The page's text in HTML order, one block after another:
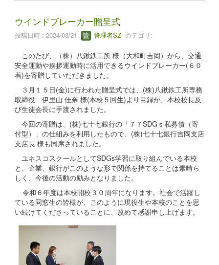
ウインドブレーカー贈呈式
投稿日時 : 2024/03/21 管理者SZ カテゴリ:
このたび、（株）八鍬鉄工所 様（大和町吉岡）から、交通
安全運動や挨拶運動時に活用できるウインドブレーカー(６０
着)を寄贈していただきました。
３月１５日(金)に行われた贈呈式では、(株)八鍬鉄工所専務
取締役 伊里山 佳奈 様(本校５回生)より目録が、本校校長及
び生徒会長に手渡されました。
今回の寄贈は、(株)七十七銀行の「７７SDGｓ私募債（寄
付型）」の仕組みを利用したもので、(株)七十七銀行吉岡支店
支店長 様も同席されました。
ユネスコスクールとしてSDGs学習に取り組んでいる本校
と、企業、銀行がこのような形で関係を持てることは素晴ら
しく、今後の活動の励みとなりました。
令和６年度は本校開校３０周年になります。社会で活躍し
ている同窓生の皆様が、このように現役生や本校のことを思
い続けてくださっていることに、改めて感謝申し上げます。